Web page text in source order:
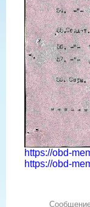
https://obd-
https://obd-